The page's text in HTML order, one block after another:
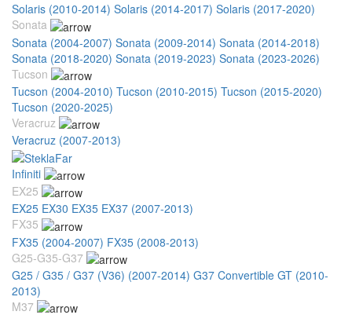
Solaris (2010-2014) Solaris (2014-2017) Solaris (2017-2020)
Sonata
Sonata (2004-2007) Sonata (2009-2014) Sonata (2014-2018)
Sonata (2018-2020) Sonata (2019-2023) Sonata (2023-2026)
Tucson
Tucson (2004-2010) Tucson (2010-2015) Tucson (2015-2020)
Tucson (2020-2025)
Veracruz
Veracruz (2007-2013)
Infiniti
EX25
EX25 EX30 EX35 EX37 (2007-2013)
FX35
FX35 (2004-2007) FX35 (2008-2013)
G25-G35-G37
G25 / G35 / G37 (V36) (2007-2014) G37 Convertible GT (2010-
2013)
M37